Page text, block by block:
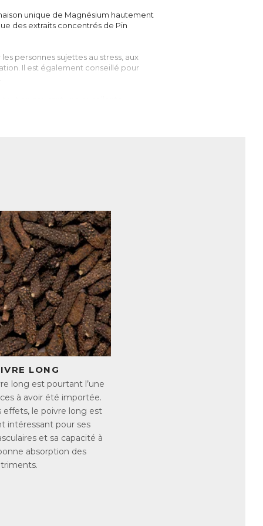
unique de Magnésium hautement
des extraits concentrés de Pin
personnes sujettes au stress, aux
Il est également conseillé pour
dans le fonctionnement musculaire,
d’énergie.
kilo de poids corporel par jour. Cela
le corps ne sait pas fabriquer
qu’aujourd’hui près des ¾ des
en magnésium. Cela est
situations qui entrainent une
et/ou mental), la pratique d’une
signes peuvent être nombreux et
comme :
LONG
long est pourtant l’une
à avoir été importée.
effets, le poivre long est
intéressant pour ses
et sa capacité à
absorption des